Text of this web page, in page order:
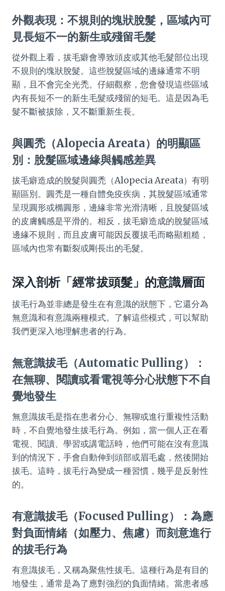
外觀表現：不規則的塊狀脫髮，區域內可
見長短不一的新生或殘留毛髮
從外觀上看，拔毛癖會導致頭皮或其他毛髮部位出現
不規則的塊狀脫髮。這些脫髮區域的邊緣通常不明
顯，且不會完全光禿。仔細觀察，您會發現這些區域
內有長短不一的新生毛髮或殘留的短毛。這是因為毛
髮不斷被拔除，又不斷重新生長。
與圓禿（Alopecia Areata）的明顯區
別：脫髮區域邊緣與觸感差異
拔毛癖造成的脫髮與圓禿（Alopecia Areata）有明
顯區別。圓禿是一種自體免疫疾病，其脫髮區域通常
呈現圓形或橢圓形，邊緣非常光滑清晰，且脫髮區域
的皮膚觸感是平滑的。相反，拔毛癖造成的脫髮區域
邊緣不規則，而且皮膚可能因反覆拔毛而略顯粗糙，
區域內也常有斷裂或剛長出的毛髮。
深入剖析「經常拔頭髮」的意識層面
拔毛行為並非總是發生在有意識的狀態下，它還分為
無意識和有意識兩種模式。了解這些模式，可以幫助
我們更深入地理解患者的行為。
無意識拔毛（Automatic Pulling）：
在無聊、閱讀或看電視等分心狀態下不自
覺地發生
無意識拔毛是指在患者分心、無聊或進行重複性活動
時，不自覺地發生拔毛行為。例如，當一個人正在看
電視、閱讀、學習或講電話時，他們可能在沒有意識
到的情況下，手會自動伸到頭部或眉毛處，然後開始
拔毛。這時，拔毛行為變成一種習慣，幾乎是反射性
的。
有意識拔毛（Focused Pulling）：為應
對負面情緒（如壓力、焦慮）而刻意進行
的拔毛行為
有意識拔毛，又稱為聚焦性拔毛。這種行為是有目的
地發生，通常是為了應對強烈的負面情緒。當患者感